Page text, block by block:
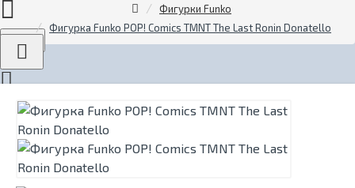
Menu
Фигурки Funko
Фигурка Funko POP! Comics TMNT The Last Ronin Donatello